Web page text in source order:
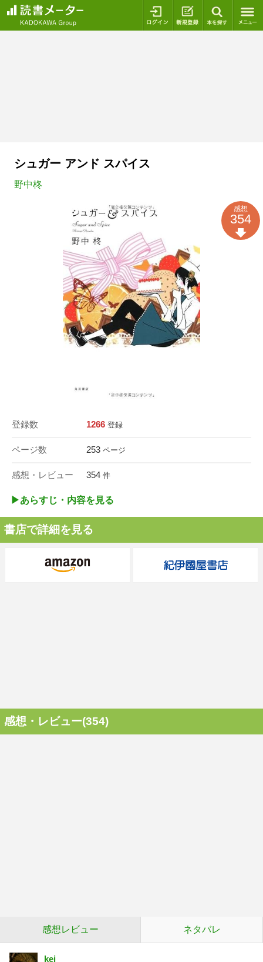
ログイン 新規登録
シュガー アンド スパイス
野中柊
登録数 1266 登録
ページ数 253 ページ
感想・レビュー 354 件
感想
354
▶︎あらすじ・内容を見る
書店で詳細を見る
感想・レビュー(354)
感想レビュー ネタバレ
kei